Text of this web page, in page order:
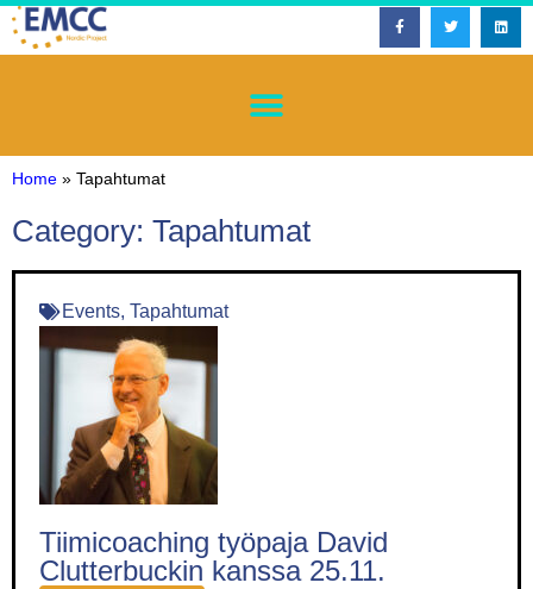
Home » Tapahtumat
Category: Tapahtumat
Events, Tapahtumat
Tiimicoaching työpaja David
Clutterbuckin kanssa 25.11.